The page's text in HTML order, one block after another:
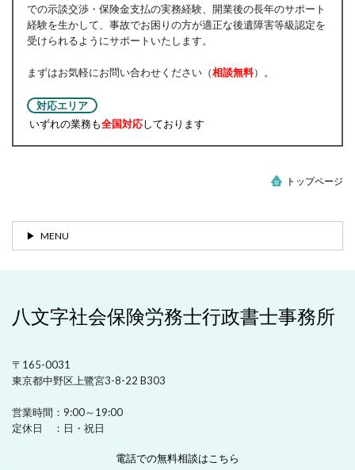
での示談交渉・保険金支払の実務経験、開業後の長年のサポート
経験を生かして、事故でお困りの方が適正な後遺障害等級認定を
受けられるようにサポートいたします。
まずはお気軽にお問い合わせください（相談無料）。
対応エリア
いずれの業務も全国対応しております
トップページ
MENU
八文字社会保険労務士行政書士事務所
〒165-0031
東京都中野区上鷺宮3-8-22 B303
営業時間： 9:00～19:00
定休日 ： 日・祝日
電話での無料相談はこちら